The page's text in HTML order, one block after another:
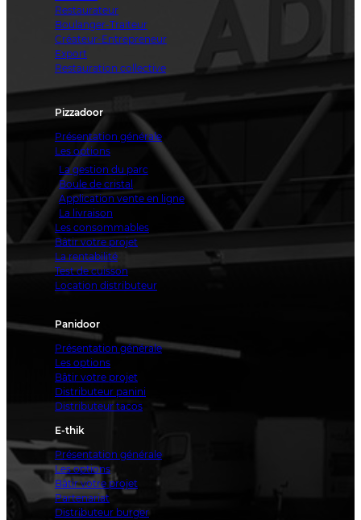
Restaurateur
Boulanger-Traiteur
Créateur-Entrepreneur
Export
Restauration collective
Pizzadoor
Présentation générale
Les options
La gestion du parc
Boule de cristal
Application vente en ligne
La livraison
Les consommables
Bâtir votre projet
La rentabilité
Test de cuisson
Location distributeur
Panidoor
Présentation générale
Les options
Bâtir votre projet
Distributeur panini
Distributeur tacos
E-thik
Présentation générale
Les options
Bâtir votre projet
Partenariat
Distributeur burger